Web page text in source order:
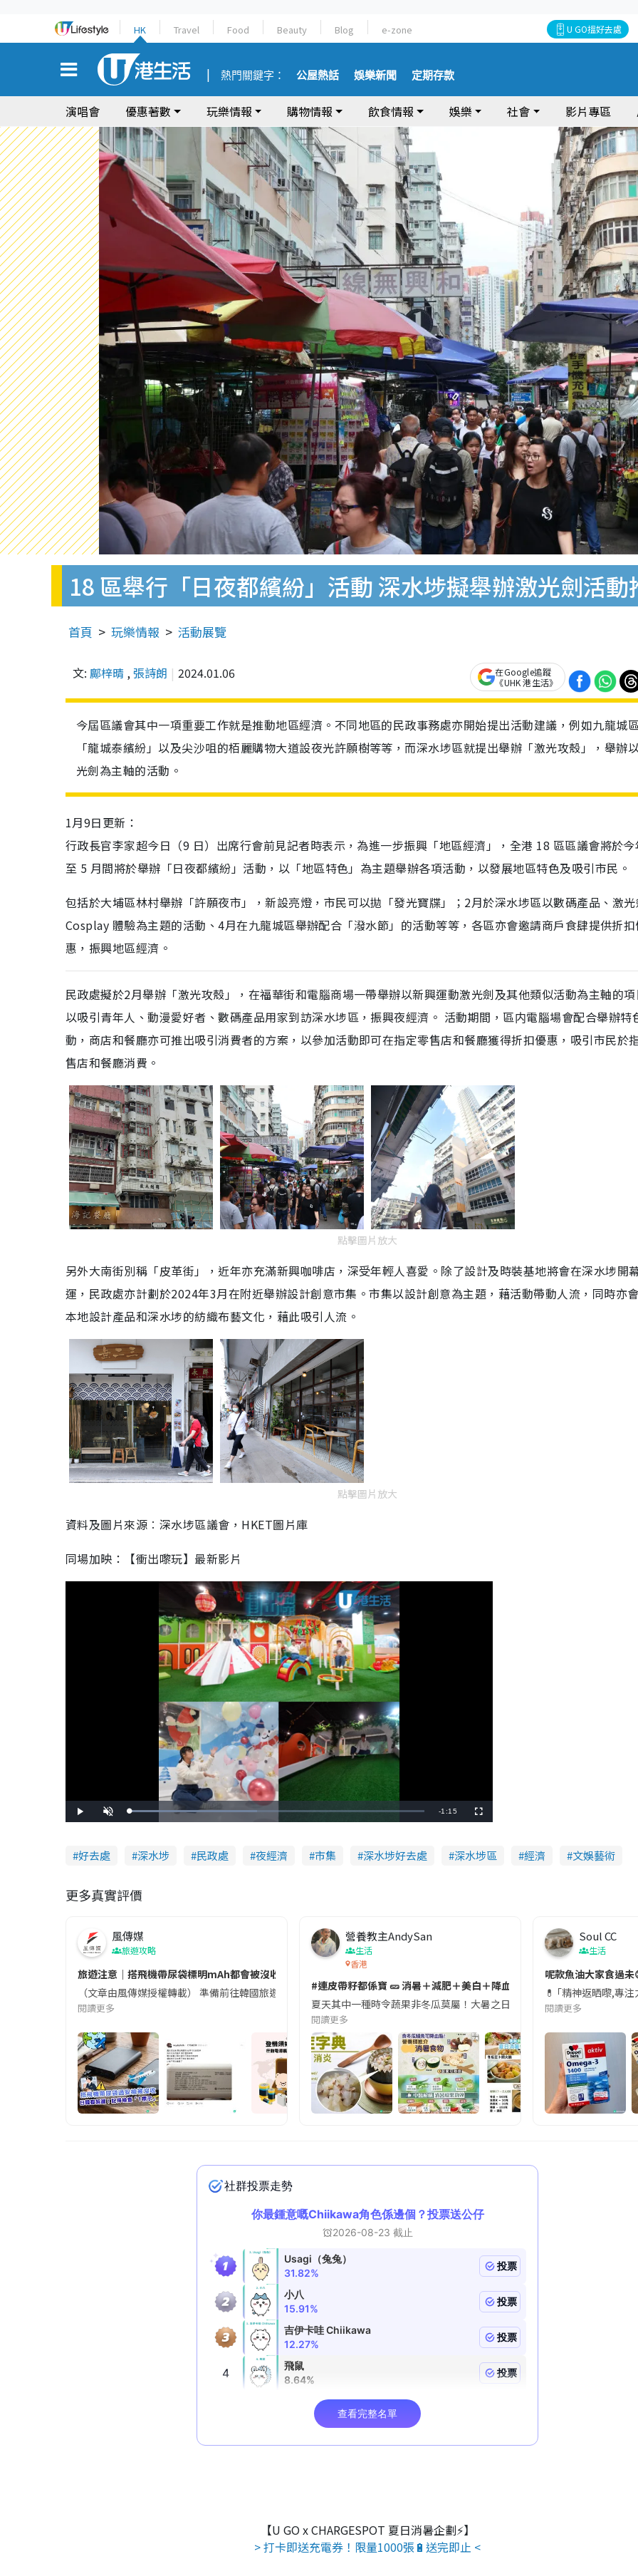
HK Travel Food Beauty Blog e-zone U GO搵好去處
熱門關鍵字： 公屋熱話 娛樂新聞 定期存款
演唱會 優惠著數 玩樂情報 購物情報 飲食情報 娛樂 社會 影片專區
18 區舉行「日夜都繽紛」活動 深水埗擬舉辦激光劍活
首頁 玩樂情報 活動展覽
文: 鄺梓晴 ,張詩朗 2024.01.06
在Google追蹤
《UHK 港生活》
今屆區議會其中一項重要工作就是推動地區經濟。不同地區的民政事務處亦開始提出活動建議，例如九龍城
「龍城泰繽紛」以及尖沙咀的栢麗購物大道設夜光許願樹等等，而深水埗區就提出舉辦「激光攻殼」，舉辦
光劍為主軸的活動。
1月9日更新：
行政長官李家超今日（9 日）出席行會前見記者時表示，為進一步振興「地區經濟」，全港 18 區區議會將於
至 5 月間將於舉辦「日夜都繽紛」活動，以「地區特色」為主題舉辦各項活動，以發展地區特色及吸引市民。
包括於大埔區林村舉辦「許願夜市」，新設亮燈，市民可以拋「發光寶牒」；2月於深水埗區以數碼產品、激
Cosplay 體驗為主題的活動、4月在九龍城區舉辦配合「潑水節」的活動等等，各區亦會邀請商戶食肆提供折
惠，振興地區經濟。
民政處擬於2月舉辦「激光攻殼」，在福華街和電腦商場一帶舉辦以新興運動激光劍及其他類似活動為主軸的
以吸引青年人、動漫愛好者、數碼產品用家到訪深水埗區，振興夜經濟。 活動期間，區内電腦場會配合舉辦特
動，商店和餐廳亦可推出吸引消費者的方案，以參加活動即可在指定零售店和餐廳獲得折扣優惠，吸引市民於
售店和餐廳消費。
點擊圖片放大
另外大南街別稱「皮革街」，近年亦充滿新興咖啡店，深受年輕人喜愛。除了設計及時裝基地將會在深水埗開
運，民政處亦計劃於2024年3月在附近舉辦設計創意市集。市集以設計創意為主題，藉活動帶動人流，同時亦
本地設計產品和深水埗的紡織布藝文化，藉此吸引人流。
點擊圖片放大
資料及圖片來源︰深水埗區議會，HKET圖片庫
同場加映：【衝出嚟玩】最新影片
l
n
e
L
:
4
R
g
T
m
e
-1:15
u
r
好去處 深水埗 民政處 夜經濟 市集 深水埗好去處 深水埗區 經濟 文娛藝術
更多真實評價
風傳媒
旅遊攻略
旅遊注意｜搭飛機帶尿袋標明mAh都會被沒收😱出發前切記檢查「1標示」🚨
（文章由風傳媒授權轉載） 準備前往韓國旅遊的民眾，近期要特別留意隨身行李中的行動電源。一名旅客日前在機場安檢
閱讀更多
營養教主AndySan
生活
香港
#連皮帶籽都係寶 🥒 消暑＋減肥＋美白＋降血脂
夏天其中一種時令蔬果非冬瓜莫屬！大暑之日，點都要飲碗冬瓜湯消暑
閱讀更多
Soul CC
生活
呢款魚油大家食過未
💊 ｢精神返晒嚟,專
閱讀更多
【U GO x CHARGESPOT 夏日消暑企劃⚡】
> 打卡即送充電券！限量1000張🔋送完即止 <